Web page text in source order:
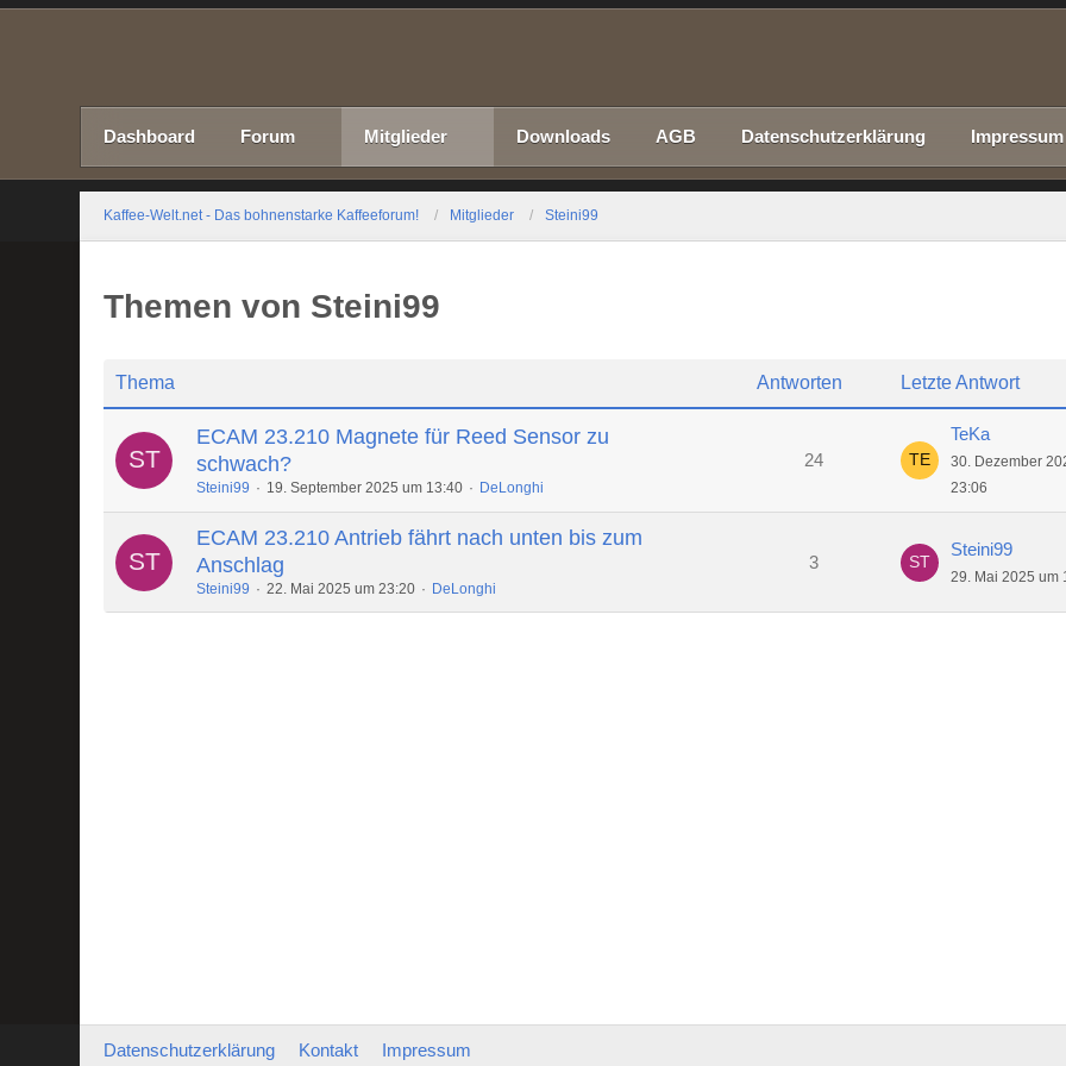
Dashboard Forum Mitglieder Downloads AGB Datenschutzerklärung Impressum
Kaffee-Welt.net - Das bohnenstarke Kaffeeforum! Mitglieder Steini99
Themen von Steini99
Thema Antworten Letzte Antwort
ECAM 23.210 Magnete für Reed Sensor zu
schwach?
Steini99 19. September 2025 um 13:40 DeLonghi
24
TeKa
30. Dezember
23:06
ECAM 23.210 Antrieb fährt nach unten bis zum
Anschlag
Steini99 22. Mai 2025 um 23:20 DeLonghi
3
Steini99
29. Mai 2025 um
Datenschutzerklärung Kontakt Impressum